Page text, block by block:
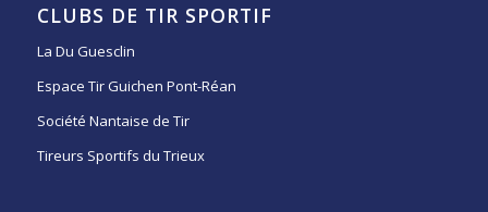
CLUBS DE TIR SPORTIF
La Du Guesclin
Espace Tir Guichen Pont-Réan
Société Nantaise de Tir
Tireurs Sportifs du Trieux